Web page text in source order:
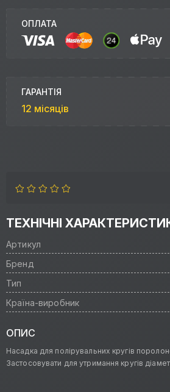
ТЕХНІЧНІ
Артикул
Бренд
Тип
Країна-виробник
ОПЛАТА
ГАРАНТІЯ
12 місяців
ОПИС
Насадка для полірувальних кругів
Застосовувати для утримання кругів